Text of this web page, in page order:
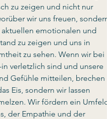
zu zeigen und nicht nur
wir uns freuen, sondern
aktuellen emotionalen und
zu zeigen und uns in
zu sehen. Wenn wir bei
verletzlich sind und unsere
Gefühle mitteilen, brechen
Eis, sondern wir lassen
Wir fördern ein Umfeld
der Empathie und der